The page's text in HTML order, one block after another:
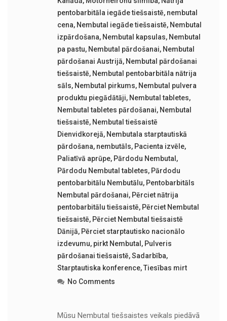
pentobarbitāla iegāde tiešsaistē, nembutal
cena, Nembutal iegāde tiešsaistē, Nembutal
izpārdošana, Nembutal kapsulas, Nembutal
pa pastu, Nembutal pārdošanai, Nembutal
pārdošanai Austrijā, Nembutal pārdošanai
tiešsaistē, Nembutal pentobarbitāla nātrija
sāls, Nembutal pirkums, Nembutal pulvera
produktu piegādātāji, Nembutal tabletes,
Nembutal tabletes pārdošanai, Nembutal
tiešsaistē, Nembutal tiešsaistē
Dienvidkorejā, Nembutala starptautiskā
pārdošana, nembutāls, Pacienta izvēle,
Paliatīvā aprūpe, Pārdodu Nembutal ,
Pārdodu Nembutal tabletes, Pārdodu
pentobarbitālu Nembutālu, Pentobarbitāls
Nembutal pārdošanai, Pērciet nātrija
pentobarbitālu tiešsaistē, Pērciet Nembutal
tiešsaistē, Pērciet Nembutal tiešsaistē
Dānijā, Pērciet starptautisko nacionālo
izdevumu, pirkt Nembutal , Pulveris
pārdošanai tiešsaistē,Sadarbība,
Starptautiska konference,Tiesības mirt
No Comments
Mūsu Nembutal tiešsaistes veikals piedāvā